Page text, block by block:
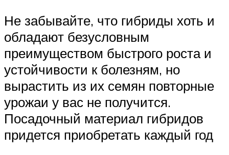
Не забывайте, что гибриды хоть и
обладают безусловным
преимуществом быстрого роста и
устойчивости к болезням, но
вырастить из их семян повторные
урожаи у вас не получится.
Посадочный материал гибридов
придется приобретать каждый год